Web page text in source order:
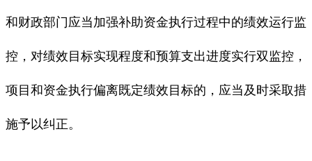
和财政部门应当加强补助资金执行过程中的绩效运行监
控，对绩效目标实现程度和预算支出进度实行双监控，
项目和资金执行偏离既定绩效目标的，应当及时采取措
施予以纠正。